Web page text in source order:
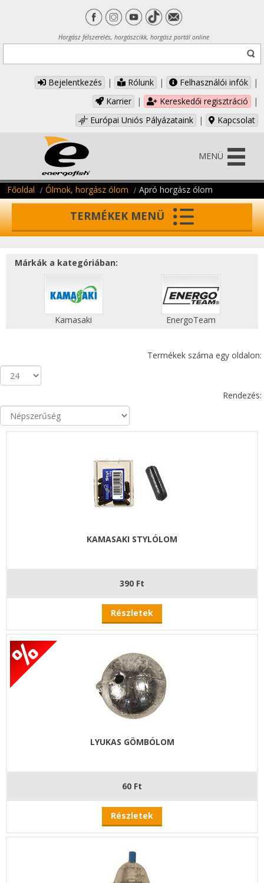
Horgász felszerelés, horgászcikk, horgász portál online
Bejelentkezés | Rólunk | Felhasználói infók
|
Karrier
| Kereskedői regisztráció
|
Európai Uniós Pályázataink
| Kapcsolat
MENÜ
Főoldal Ólmok, horgász ólom Apró horgász ólom
TERMÉKEK MENÜ
Márkák a kategóriában:
Kamasaki EnergoTeam
Termékek száma egy oldalon:
Rendezés:
KAMASAKI STYLÓLOM
390 Ft
Részletek
LYUKAS GÖMBÓLOM
60 Ft
Részletek